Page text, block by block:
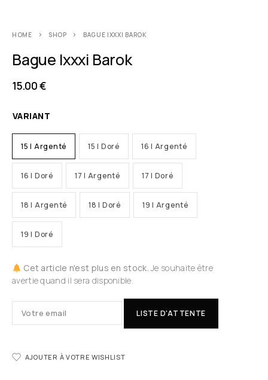
HOME SHOP BAGUE IXXXI BAROK
Bague Ixxxi Barok
15.00€
VARIANT
15 | Argenté 15 | Doré 16 | Argenté
16 | Doré 17 | Argenté 17 | Doré
18 | Argenté 18 | Doré 19 | Argenté
19 | Doré
Cet article n'est plus en stock. Je souhaite être
avertie quand il sera disponible.
LISTE D'ATTENTE
AJOUTER À VOTRE WISHLIST